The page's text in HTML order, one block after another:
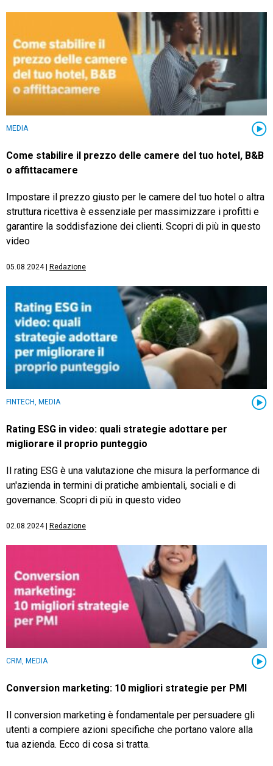
MEDIA
Come stabilire il prezzo delle camere del tuo hotel, B&B
o affittacamere
Impostare il prezzo giusto per le camere del tuo hotel o altra
struttura ricettiva è essenziale per massimizzare i profitti e
garantire la soddisfazione dei clienti. Scopri di più in questo
video
05.08.2024| Redazione
FINTECH, MEDIA
Rating ESG in video: quali strategie adottare per
migliorare il proprio punteggio
Il rating ESG è una valutazione che misura la performance di
un'azienda in termini di pratiche ambientali, sociali e di
governance. Scopri di più in questo video
02.08.2024| Redazione
CRM, MEDIA
Conversion marketing: 10 migliori strategie per PMI
Il conversion marketing è fondamentale per persuadere gli
utenti a compiere azioni specifiche che portano valore alla
tua azienda. Ecco di cosa si tratta.